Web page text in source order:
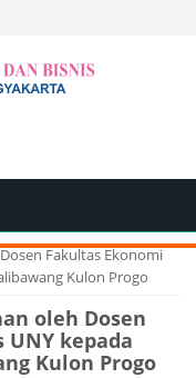
Fakultas Ekonomi
Kulon Progo
oleh Dosen
kepada
Kulon Progo